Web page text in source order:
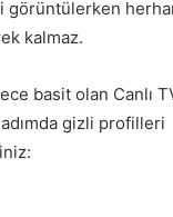
görüntülerken
kalmaz.
basit olan Canlı
gizli profilleri